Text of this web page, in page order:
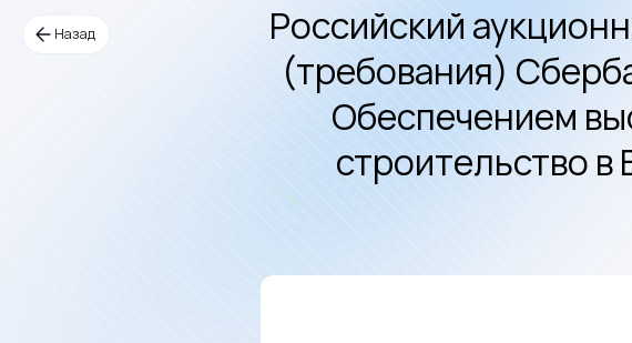
Назад
Российский
(требования)
Обеспечением
строительство